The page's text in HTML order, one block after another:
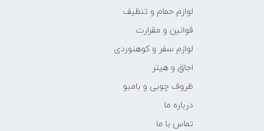
لوازم حمام و تنظیف
قوانین و مقرارت
لوازم سفر و کوهنوردی
اجاق و هیتر
ظروف چوبی و بامبو
درباره ما
تماس با ما